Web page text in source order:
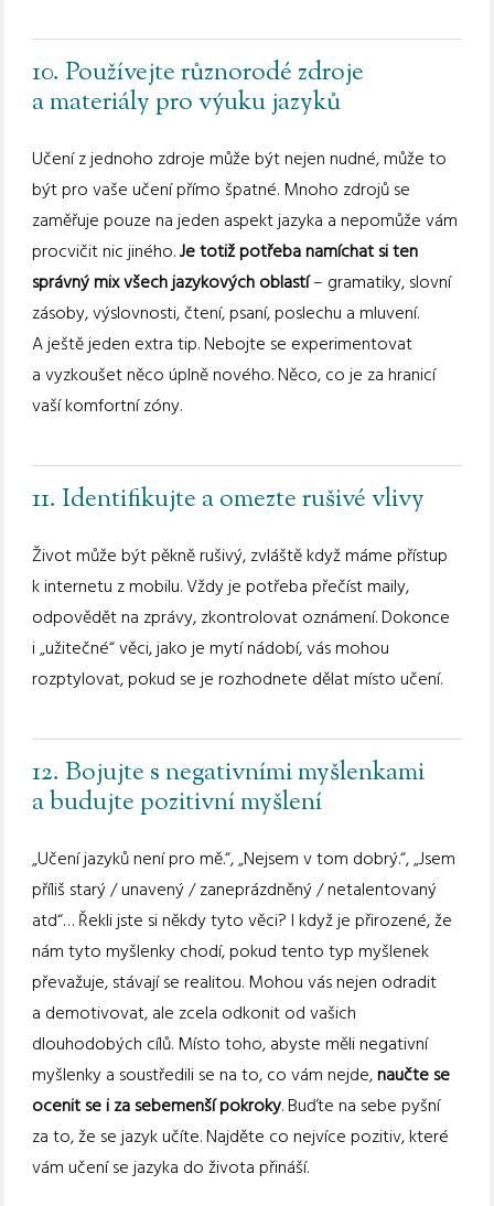
10. Používejte různorodé zdroje
a materiály pro výuku jazyků
Učení z jednoho zdroje může být nejen nudné, může to
být pro vaše učení přímo špatné. Mnoho zdrojů se
zaměřuje pouze na jeden aspekt jazyka a nepomůže vám
procvičit nic jiného.Je totiž potřeba namíchat si ten
správný mix všech jazykových oblastí– gramatiky, slovní
zásoby, výslovnosti, čtení, psaní, poslechu a mluvení.
A ještě jeden extra tip. Nebojte se experimentovat
a vyzkoušet něco úplně nového. Něco, co je za hranicí
vaší komfortní zóny.
11. Identifikujte a omezte rušivé vlivy
Život může být pěkně rušivý, zvláště když máme přístup
k internetu z mobilu. Vždy je potřeba přečíst maily,
odpovědět na zprávy, zkontrolovat oznámení. Dokonce
i „užitečné“ věci, jako je mytí nádobí, vás mohou
rozptylovat, pokud se je rozhodnete dělat místo učení.
12. Bojujte s negativními myšlenkami
a budujte pozitivní myšlení
„Učení jazyků není pro mě.“, „Nejsem v tom dobrý.“, „Jsem
příliš starý / unavený / zaneprázdněný / netalentovaný
atd“… Řekli jste si někdy tyto věci? I když je přirozené, že
nám tyto myšlenky chodí, pokud tento typ myšlenek
převažuje, stávají se realitou. Mohou vás nejen odradit
a demotivovat, ale zcela odkonit od vašich
dlouhodobých cílů. Místo toho, abyste měli negativní
myšlenky a soustředili se na to, co vám nejde,naučte se
ocenit se i za sebemenší pokroky. Buďte na sebe pyšní
za to, že se jazyk učíte. Najděte co nejvíce pozitiv, které
vám učení se jazyka do života přináší.